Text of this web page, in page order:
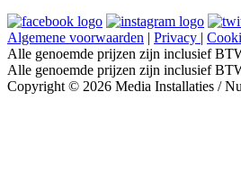
Algemene voorwaarden | Privacy |
Alle genoemde prijzen zijn inclusief
Alle genoemde prijzen zijn inclusief
Copyright © 2026 Media Installaties /